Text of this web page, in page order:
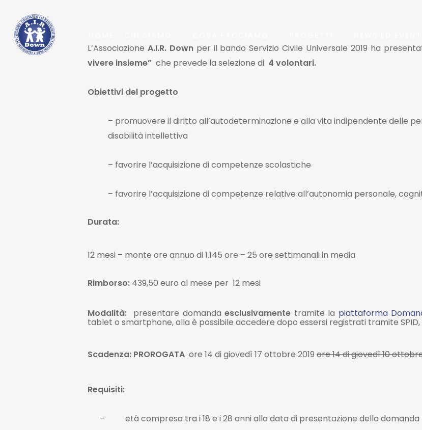
main
content
L’Associazione A.I.R. Downper il bando Servizio Civile Universale 2019 ha
vivere insieme” che prevede la selezione di 4 volontari.
Obiettivi del progetto
– promuovere il diritto all’autodeterminazione e alla vita indipendente delle
disabilità intellettiva
– favorire l’acquisizione di competenze scolastiche
– favorire l’acquisizione di competenze relative all’autonomia personale,
Durata:
12 mesi – monte ore annuo di 1.145 ore – 25 ore settimanali in media
Rimborso: 439,50 euro al mese per 12 mesi
Modalità: presentare domandaesclusivamente tramite la piattaforma
tablet o smartphone, alla è possibile accedere dopo essersi registrati tramite SPID,
Scadenza: PROROGATA ore 14 di giovedì 17 ottobre 2019 ore14 di giovedì 10
Requisiti:
– età compresa tra i 18 e i 28 anni alla data di presentazione della